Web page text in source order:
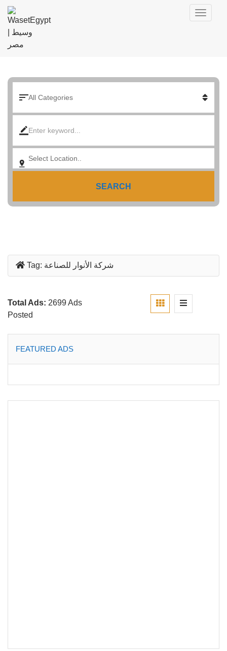
SEARCH
Tag: شركة الأنوار للصناعة
Total Ads: 2699 Ads
Posted
FEATURED ADS